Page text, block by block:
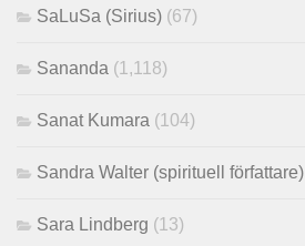
SaLuSa (Sirius) (67)
Sananda (1,118)
Sanat Kumara (104)
Sandra Walter (spirituell författare)
Sara Lindberg (13)